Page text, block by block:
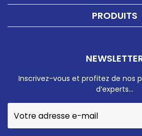
PRODUITS
Inscrivez-vous et profitez de nos
d’experts…